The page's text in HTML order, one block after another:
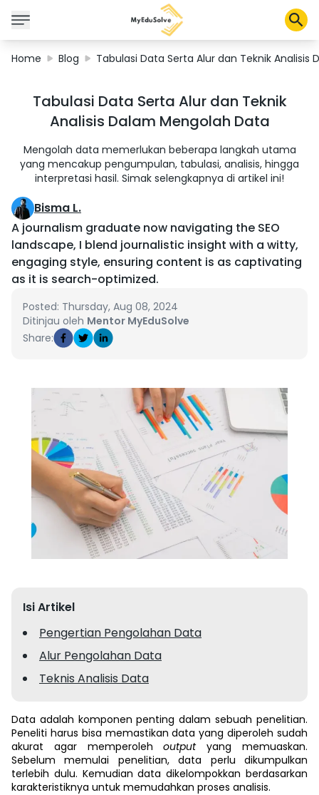
Solusi Perusahaan
Sertifikasi
Tentang Kami
Shop
Keranjang Saya
Profil
Home Blog Tabulasi Data Serta Alur dan Teknik Analisis
Tabulasi Data Serta Alur dan Teknik
Analisis Dalam Mengolah Data
Mengolah data memerlukan beberapa langkah utama
yang mencakup pengumpulan, tabulasi, analisis, hingga
interpretasi hasil. Simak selengkapnya di artikel ini!
Bisma L.
A journalism graduate now navigating the SEO
landscape, I blend journalistic insight with a witty,
engaging style, ensuring content is as captivating
as it is search-optimized.
Posted: Thursday, Aug 08, 2024
Ditinjau oleh Mentor MyEduSolve
Share:
Isi Artikel
Pengertian Pengolahan Data
Alur Pengolahan Data
Teknis Analisis Data
Data adalah komponen penting dalam sebuah penelitian.
Peneliti harus bisa memastikan data yang diperoleh sudah
akurat agar memperolehoutputyang memuaskan.
Sebelum memulai penelitian, data perlu dikumpulkan
terlebih dulu. Kemudian data dikelompokkan berdasarkan
karakteristiknya untuk memudahkan proses analisis.